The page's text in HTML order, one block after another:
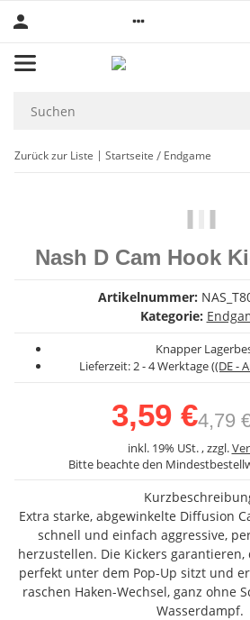
Zurück zur Liste Startseite Endgame
Nash D Cam Hook
Artikelnummer:
Kategorie:
Knapper
Lieferzeit:2 - 4 Werktage((DE -
3,59 €4,79
inkl. 19% USt. , zzgl.
Bitte beachte den
Extra starke, abgewinkelte Diffusion
schnell und einfach aggressive,
herzustellen. Die Kickers
perfekt unter dem Pop-Up sitzt und
raschen Haken-Wechsel, ganz ohne
Wasserdampf.